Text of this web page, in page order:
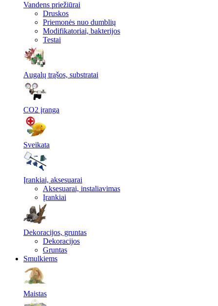
Vandens priežiūrai
Druskos
Priemonės nuo dumblių
Modifikatoriai, bakterijos
Testai
Augalų trąšos, substratai
CO2 įranga
Sveikata
Įrankiai, aksesuarai
Aksesuarai, instaliavimas
Įrankiai
Dekoracijos, gruntas
Dekoracijos
Gruntas
Smulkiems
Maistas